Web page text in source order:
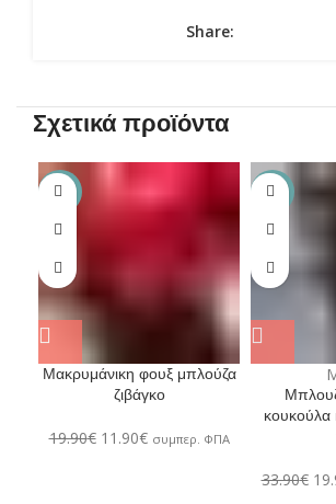
Share:
Σχετικά προϊόντα
-40%
Μακρυμάνικη φουξ μπλούζα
ζιβάγκο
19.90€ 11.90€ συμπερ. ΦΠΑ
-41%
κουκούλα
33.90€